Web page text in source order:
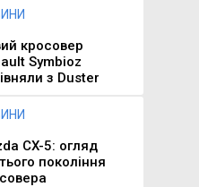
кросовер
Symbioz
з Duster
CX-5: огляд
покоління